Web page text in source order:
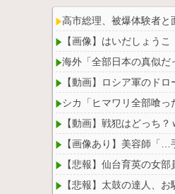
Powered by livedoor 相
高市総理、被爆体験者
【画像】はいだしょう
海外「全部日本の真似
【動画】ロシア軍のド
シカ「ヒマワリ全部喰
【動画】戦犯はどっち
【画像あり】美容師「
【悲報】仙台育英の女
【悲報】太鼓の達人、